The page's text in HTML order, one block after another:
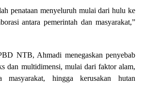
penataan menyeluruh mulai dari hulu ke
antara pemerintah dan masyarakat,”
NTB, Ahmadi menegaskan penyebab
dan multidimensi, mulai dari faktor alam,
masyarakat, hingga kerusakan hutan